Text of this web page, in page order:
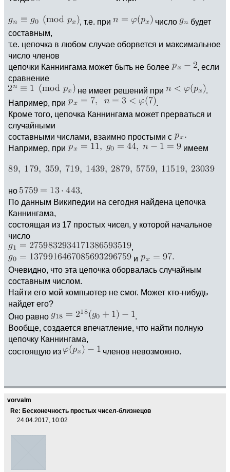
, т.е. при число
будет
составным,
т.е. цепочка в любом случае оборвется и максимальное
число членов
цепочки Каннингама может быть не более
, если
сравнение
не имеет решений при
.
Например, при
.
Кроме того, цепочка Каннингама может прерваться и
случайными
составными числами, взаимно простыми с
Например, при
имеем
но
.
По данным Википедии на сегодня найдена цепочка
Каннингама,
состоящая из 17 простых чисел, у которой начальное
число
,
и
Очевидно, что эта цепочка оборвалась случайным
составным числом.
Найти его мой компьютер не смог. Может кто-нибудь
найдет его?
Оно равно
.
Вообще, создается впечатление, что найти полную
цепочку Каннингама,
состоящую из
членов невозможно.
vorvalm
Re: Бесконечность простых чисел-близнецов
24.04.2017, 10:02